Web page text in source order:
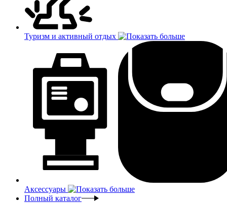
Туризм и активный отдых
Аксессуары
Полный каталог